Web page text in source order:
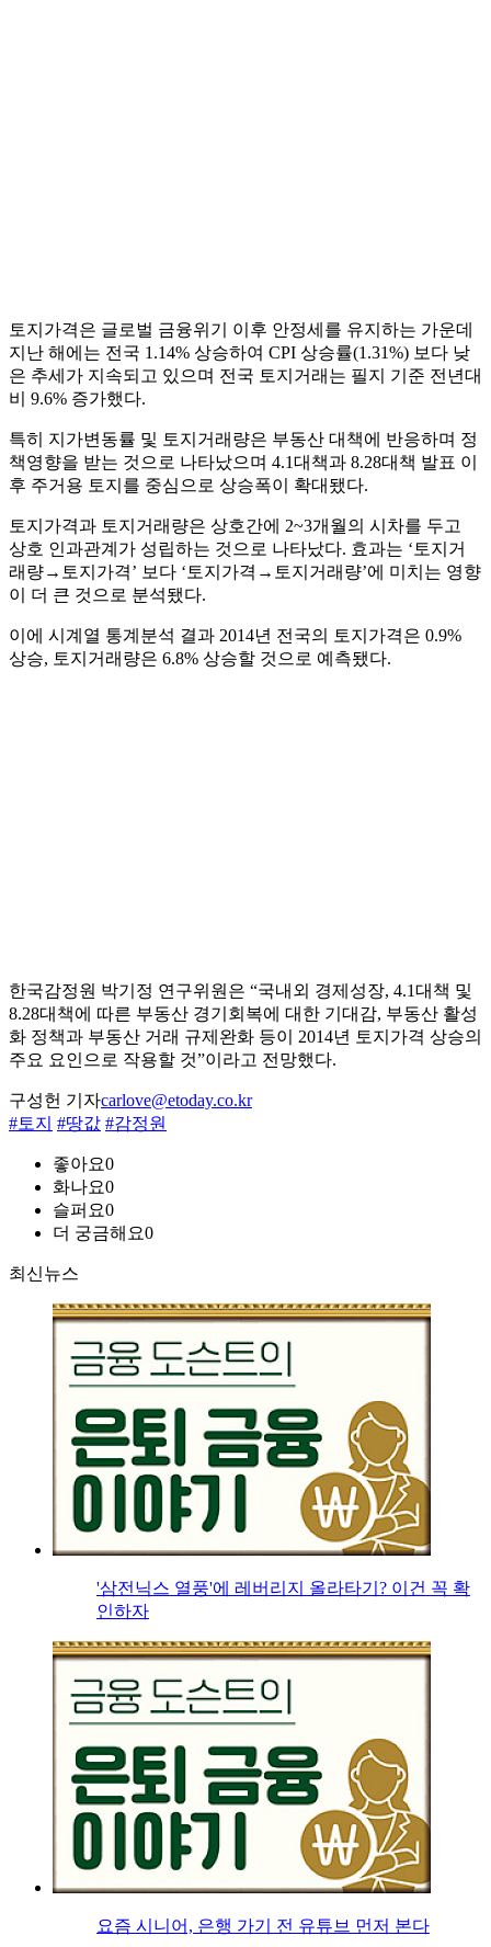
토지가격은 글로벌 금융위기 이후 안정세를 유지하는 가운데
지난 해에는 전국 1.14% 상승하여 CPI 상승률(1.31%) 보다 낮
은 추세가 지속되고 있으며 전국 토지거래는 필지 기준 전년대
비 9.6% 증가했다.
특히 지가변동률 및 토지거래량은 부동산 대책에 반응하며 정
책영향을 받는 것으로 나타났으며 4.1대책과 8.28대책 발표 이
후 주거용 토지를 중심으로 상승폭이 확대됐다.
토지가격과 토지거래량은 상호간에 2~3개월의 시차를 두고
상호 인과관계가 성립하는 것으로 나타났다. 효과는 ‘토지거
래량→토지가격’ 보다 ‘토지가격→토지거래량’에 미치는 영향
이 더 큰 것으로 분석됐다.
이에 시계열 통계분석 결과 2014년 전국의 토지가격은 0.9%
상승, 토지거래량은 6.8% 상승할 것으로 예측됐다.
한국감정원 박기정 연구위원은 “국내외 경제성장, 4.1대책 및
8.28대책에 따른 부동산 경기회복에 대한 기대감, 부동산 활성
화 정책과 부동산 거래 규제완화 등이 2014년 토지가격 상승의
주요 요인으로 작용할 것”이라고 전망했다.
구성헌 기자carlove@etoday.co.kr
#토지 #땅값 #감정원
좋아요0
화나요0
슬퍼요0
더 궁금해요0
최신뉴스
'삼전닉스 열풍'에 레버리지 올라타기? 이건 꼭 확
인하자
요즘 시니어, 은행 가기 전 유튜브 먼저 본다